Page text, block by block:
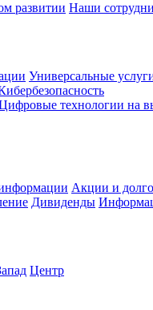
развитии Наши
Универсальные
технологии на
Акции и
Дивиденды
Центр